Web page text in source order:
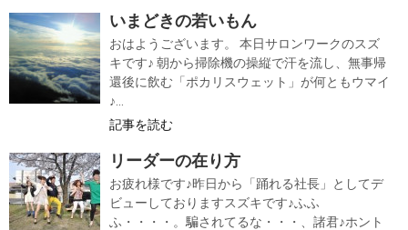
いまどきの若いもん
おはようございます。 本日サロンワークのスズ
キです♪ 朝から掃除機の操縦で汗を流し、無事帰
還後に飲む「ポカリスウェット」が何ともウマイ
♪...
記事を読む
リーダーの在り方
お疲れ様です♪昨日から「踊れる社長」としてデ
ビューしておりますスズキです♪ふふ
ふ・・・・。騙されてるな・・・、諸君♪ホント